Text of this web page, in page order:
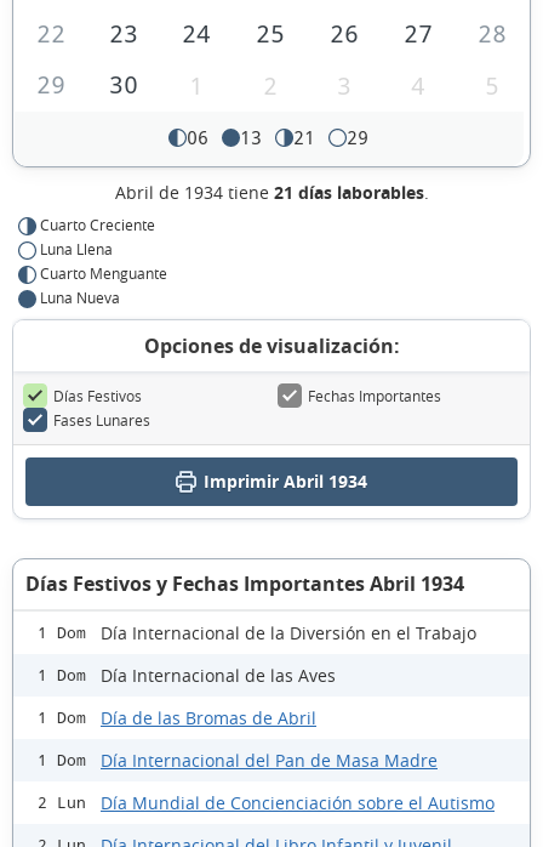
22
23 24 25 26 27
28
29
30 1 2 3 4 5
06 13 21 29
Abril de 1934 tiene 21 días laborables.
Cuarto Creciente
Luna Llena
Cuarto Menguante
Luna Nueva
Opciones de visualización:
Días Festivos
Fechas Importantes
Fases Lunares
Imprimir Abril 1934
Días Festivos y Fechas Importantes Abril 1934
1 Dom Día Internacional de la Diversión en el Trabajo
1 Dom Día Internacional de las Aves
1 Dom Día de las Bromas de Abril
1 Dom Día Internacional del Pan de Masa Madre
2 Lun Día Mundial de Concienciación sobre el Autismo